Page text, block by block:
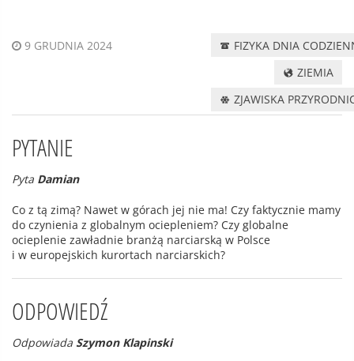
9 GRUDNIA 2024
FIZYKA DNIA
ZIEMIA
ZJAWISKA
PYTANIE
Pyta Damian
Co z tą zimą? Nawet w górach jej nie ma! Czy faktycznie mamy
do czynienia z globalnym ociepleniem? Czy globalne
ocieplenie zawładnie branżą narciarską w Polsce
i w europejskich kurortach narciarskich?
ODPOWIEDŹ
Odpowiada Szymon Klapinski